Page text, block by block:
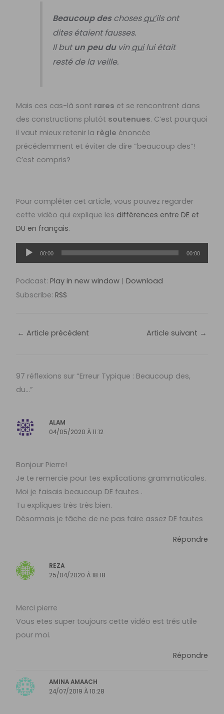
Beaucoup deschosesqu’ils ont
dites étaient fausses.
Il butun peu duvinquilui était
resté de la veille.
Mais ces cas-là sont rares et se rencontrent dans
des constructions plutôt soutenues. C’est pourquoi
il vaut mieux retenir la règle énoncée
précédemment et éviter de dire “beaucoup des”!
C’est compris?
Pour compléter cet article, vous pouvez regarder
cette vidéo qui explique les différences entre DE et
DU en français.
Lecteur
audio
00:00 00:00
Podcast:Play in new window |Download
Subscribe:RSS
← Article précédent Article suivant →
97 réflexions sur “Erreur Typique : Beaucoup des,
du…”
ALAM
04/05/2020 À 11:12
Bonjour Pierre!
Je te remercie pour tes explications grammaticales.
Moi je faisais beaucoup DE fautes .
Tu expliques très très bien.
Désormais je tâche de ne pas faire assez DE fautes
Répondre
REZA
25/04/2020 À 18:18
Merci pierre
Vous etes super toujours cette vidéo est trés utile
pour moi.
Répondre
AMINA AMAACH
24/07/2019 À 10:28